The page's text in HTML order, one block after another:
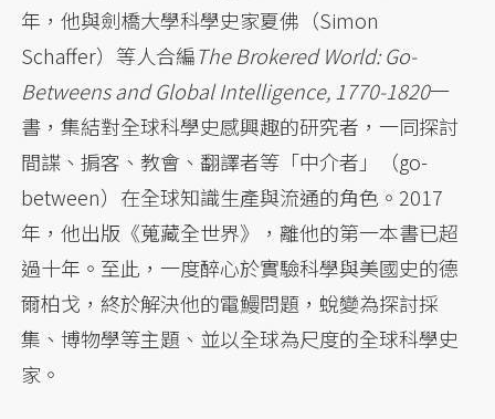
年，他與劍橋大學科學史家夏佛（Simon
Schaffer）等人合編The Brokered World: Go-
Betweens and Global Intelligence, 1770-1820一
書，集結對全球科學史感興趣的研究者，一同探討
間諜、掮客、教會、翻譯者等「中介者」（go-
between）在全球知識生產與流通的角色。2017
年，他出版《蒐藏全世界》，離他的第一本書已超
過十年。至此，一度醉心於實驗科學與美國史的德
爾柏戈，終於解決他的電鰻問題，蛻變為探討採
集、博物學等主題、並以全球為尺度的全球科學史
家。